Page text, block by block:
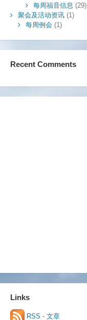
每周福音信息 (29)
聚会及活动资讯(1)
每周例会 (1)
Recent Comments
Links
RSS - 文章